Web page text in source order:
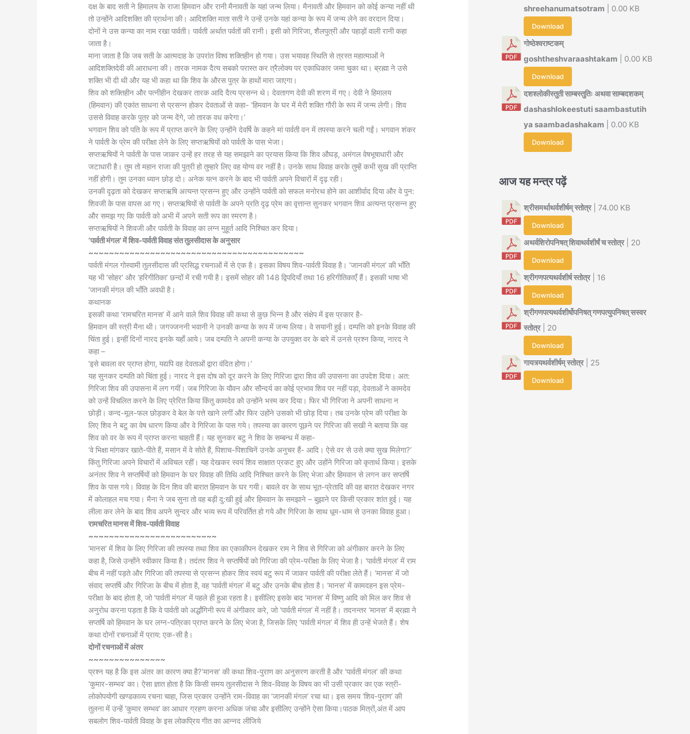
दक्ष के बाद सती ने हिमालय के राजा हिमवान और रानी मैनावती के यहां जन्म लिया। मैनावती और हिमवान को कोई कन्या नहीं थी
तो उन्होंने आदिशक्ति की प्रार्थना की। आदिशक्ति माता सती ने उन्हें उनके यहां कन्या के रूप में जन्म लेने का वरदान दिया।
दोनों ने उस कन्या का नाम रखा पार्वती। पार्वती अर्थात पर्वतों की रानी। इसी को गिरिजा, शैलपुत्री और पहाड़ों वाली रानी कहा
जाता है।
माना जाता है कि जब सती के आत्मदाह के उपरांत विश्व शक्तिहीन हो गया। उस भयावह स्थिति से त्रस्त महात्माओं ने
आदिशक्तिदेवी की आराधना की। तारक नामक दैत्य सबको परास्त कर त्रैलोक्य पर एकाधिकार जमा चुका था। ब्रह्मा ने उसे
शक्ति भी दी थी और यह भी कहा था कि शिव के औरस पुत्र के हाथों मारा जाएगा।
शिव को शक्तिहीन और पत्नीहीन देखकर तारक आदि दैत्य प्रसन्न थे। देवतागण देवी की शरण में गए। देवी ने हिमालय
(हिमवान) की एकांत साधना से प्रसन्न होकर देवताओं से कहा- ‘हिमवान के घर में मेरी शक्ति गौरी के रूप में जन्म लेगी। शिव
उससे विवाह करके पुत्र को जन्म देंगे, जो तारक वध करेगा।’
भगवान शिव को पति के रूप में प्राप्त करने के लिए उन्होंने देवर्षि के कहने मां पार्वती वन में तपस्या करने चली गईं। भगवान शंकर
ने पार्वती के प्रेम की परीक्षा लेने के लिए सप्तऋषियों को पार्वती के पास भेजा।
सप्तऋषियों ने पार्वती के पास जाकर उन्हें हर तरह से यह समझाने का प्रयास किया कि शिव औघड़, अमंगल वेषभूषाधारी और
जटाधारी है। तुम तो महान राजा की पुत्री हो तुम्हारे लिए वह योग्य वर नहीं है। उनके साथ विवाह करके तुम्हें कभी सुख की प्राप्ति
नहीं होगी। तुम उनका ध्यान छोड़ दो। अनेक यत्न करने के बाद भी पार्वती अपने विचारों में दृढ़ रही।
उनकी दृढ़ता को देखकर सप्तऋषि अत्यन्त प्रसन्न हुए और उन्होंने पार्वती को सफल मनोरथ होने का आशीर्वाद दिया और वे पुन:
शिवजी के पास वापस आ गए। सप्तऋषियों से पार्वती के अपने प्रति दृढ़ प्रेम का वृत्तान्त सुनकर भगवान शिव अत्यन्त प्रसन्न हुए
और समझ गए कि पार्वती को अभी में अपने सती रूप का स्मरण है।
सप्तऋषियों ने शिवजी और पार्वती के विवाह का लग्न मुहूर्त आदि निश्चित कर दिया।
‘पार्वती मंगल’ में शिव-पार्वती विवाह संत तुलसीदास के अनुसार
~~~~~~~~~~~~~~~~~~~~~~~~~~~~~~~~~~~~~~~~~~
पार्वती मंगल गोस्वामी तुलसीदास की प्रसिद्ध रचनाओं में से एक है। इसका विषय शिव-पार्वती विवाह है। ‘जानकी मंगल’ की भाँति
यह भी ‘सोहर’ और ‘हरिगीतिका’ छन्दों में रची गयी है। इसमें सोहर की 148 द्विपदियाँ तथा 16 हरिगीतिकाएँ हैं। इसकी भाषा भी
‘जानकी मंगल की भाँति अवधी है।
कथानक
इसकी कथा ‘रामचरित मानस’ में आने वाले शिव विवाह की कथा से कुछ भिन्न है और संक्षेप में इस प्रकार है-
हिमवान की स्त्री मैना थी। जगज्जननी भवानी ने उनकी कन्या के रूप में जन्म लिया। वे सयानी हुई। दम्पत्ति को इनके विवाह की
चिंता हुई। इन्हीं दिनों नारद इनके यहाँ आये। जब दम्पति ने अपनी कन्या के उपयुक्त वर के बारे में उनसे प्रश्न किया, नारद ने
कहा –
‘इसे बावला वर प्राप्त होगा, यद्यपि वह देवताओं द्वारा वंदित होगा।’
यह सुनकर दम्पति को चिंता हुई। नारद ने इस दोष को दूर करने के लिए गिरिजा द्वारा शिव की उपासना का उपदेश दिया। अत:
गिरिजा शिव की उपासना में लग गयीं। जब गिरिजा के यौवन और सौन्दर्य का कोई प्रभाव शिव पर नहीं पड़ा, देवताओं ने कामदेव
को उन्हें विचलित करने के लिए प्रेरित किया किंतु कामदेव को उन्होंने भस्म कर दिया। फिर भी गिरिजा ने अपनी साधना न
छोड़ी। कन्द-मूल-फल छोड़कर वे बेल के पत्ते खाने लगीं और फिर उहोंने उसको भी छोड़ दिया। तब उनके प्रेम की परीक्षा के
लिए शिव ने बटु का वेष धारण किया और वे गिरिजा के पास गये। तपस्या का कारण पूछने पर गिरिजा की सखी ने बताया कि वह
शिव को वर के रूप में प्राप्त करना चाहती हैं। यह सुनकर बटु ने शिव के सम्बन्ध में कहा-
‘वे भिक्षा मांगकर खाते-पीते हैं, मसान में वे सोते हैं, पिशाच-पिशाचिनें उनके अनुचर हैं- आदि। ऐसे वर से उसे क्या सुख मिलेगा?’
किंतु गिरिजा अपने विचारों में अविचल रहीं। यह देखकर स्वयं शिव साक्षात प्रकट हुए और उहोंने गिरिजा को कृतार्थ किया। इसके
अनंतर शिव ने सप्तर्षियों को हिमवान के घर विवाह की तिथि आदि निश्चित करने के लिए भेजा और हिमवान से लगन कर सप्तर्षि
शिव के पास गये। विवाह के दिन शिव की बारात हिमवान के घर गयी। बावले वर के साथ भूत-प्रेतादि की वह बारात देखकर नगर
में कोलाहल मच गया। मैना ने जब सुना तो वह बड़ी दु:खी हुई और हिमवान के समझाने – बुझाने पर किसी प्रकार शांत हुई। यह
लीला कर लेने के बाद शिव अपने सुन्दर और भव्य रूप में परिवर्तित हो गये और गिरिजा के साथ धूम-धाम से उनका विवाह हुआ।
रामचरित मानस में शिव-पार्वती विवाह
~~~~~~~~~~~~~~~~~~~~~~~~~
‘मानस’ में शिव के लिए गिरिजा की तपस्या तथा शिव का एकाकीपन देखकर राम ने शिव से गिरिजा को अंगीकार करने के लिए
कहा है, जिसे उन्होंने स्वीकार किया है। तदंतर शिव ने सप्तर्षियों को गिरिजा की प्रेम-परीक्षा के लिए भेजा है। ‘पार्वती मंगल’ में राम
बीच में नहीं पड़ते और गिरिजा की तपस्या से प्रसन्न होकर शिव स्वयं बटु रूप में जाकर पार्वती की परीक्षा लेते हैं। ‘मानस’ में जो
संवाद सप्तर्षि और गिरिजा के बीच में होता है, वह ‘पार्वती मंगल’ में बटु और उनके बीच होता है। ‘मानस’ में कामदहन इस प्रेम-
परीक्षा के बाद होता है, जो ‘पार्वती मंगल’ में पहले ही हुआ रहता है। इसीलिए इसके बाद ‘मानस’ में विष्णु आदि को मिल कर शिव से
अनुरोध करना पड़ता है कि वे पार्वती को अर्द्धांगिनी रूप में अंगीकार करे, जो ‘पार्वती मंगल’ में नहीं है। तदनन्तर ‘मानस’ में ब्रह्मा ने
सप्तर्षि को हिमवान के घर लग्न-पत्रिका प्राप्त करने के लिए भेजा है, जिसके लिए ‘पार्वती मंगल’ में शिव ही उन्हें भेजते हैं। शेष
कथा दोनों रचनाओं में प्राय: एक-सी है।
दोनों रचनाओं में अंतर
~~~~~~~~~~~~~~~
प्रश्न यह है कि इस अंतर का कारण क्या है?’मानस’ की कथा शिव-पुराण का अनुसरण करती है और ‘पार्वती मंगल’ की कथा
‘कुमार-सम्भव’ का। ऐसा ज्ञात होता है कि किसी समय तुलसीदास ने शिव-विवाह के विषय का भी उसी प्रकार का एक स्त्री-
लोकोपयोगी खण्डकाव्य रचना चाहा, जिस प्रकार उन्होंने राम-विवाह का ‘जानकी मंगल’ रचा था। इस समय ‘शिव-पुराण’ की
तुलना में उन्हें ‘कुमार सम्भव’ का आधार ग्रहण करना अधिक जंचा और इसीलिए उन्होंने ऐसा किया।पाठक मित्रों,अंत में आप
सबलोग शिव-पार्वती विवाह के इस लोकप्रिय गीत का आन्नद लीजिये
shreehanumatsotram | 0.00 KB
Download
गोष्ठेश्वराष्टकम्
goshtheshvaraashtakam | 0.00 KB
Download
दशश्लोकीस्तुती साम्बस्तुतिः अथवा साम्बदशकम्
dashashlokeestuti saambastutih
ya saambadashakam | 0.00 KB
Download
आज यह मन्त्र पढ़ें
श्रीसमर्थाथर्वशीर्षम् स्तोत्र| 74.00 KB
Download
अथर्वशिरोपनिषत् शिवाथर्वशीर्षं च स्तोत्र| 20
Download
श्रीगणपत्यथर्वशीर्ष स्तोत्र| 16
Download
श्रीगणपत्यथर्वशीर्षोपनिषत् गणपत्युपनिषत् सस्वर
स्तोत्र| 20
Download
गायत्र्यथर्वशीर्षम् स्तोत्र| 25
Download